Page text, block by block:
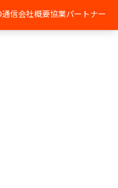
信会社概要協業パートナー